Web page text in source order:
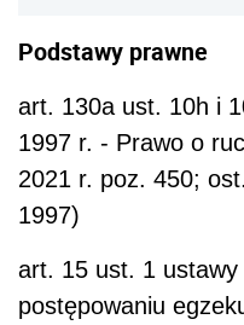
Podstawy prawne
art. 130a ust. 10h i
1997 r. - Prawo o
2021 r. poz. 450;
1997)
art. 15 ust. 1
postępowaniu